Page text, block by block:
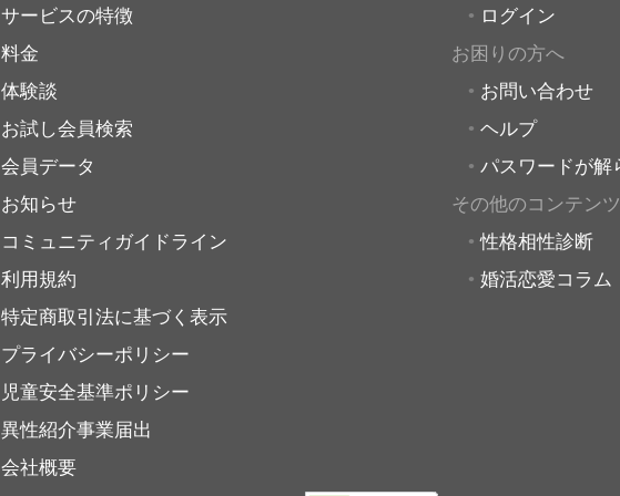
サービスの特徴
料金
体験談
お試し会員検索
会員データ
お知らせ
コミュニティガイドライン
利用規約
特定商取引法に基づく表示
プライバシーポリシー
児童安全基準ポリシー
異性紹介事業届出
会社概要
ログイン
お困りの方へ
お問い合わせ
ヘルプ
パスワードが解
その他のコンテンツ
性格相性診断
婚活恋愛コラム